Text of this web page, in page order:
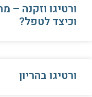
ורטיגו וזקנה
וכיצד לטפל?
ורטיגו בהריון